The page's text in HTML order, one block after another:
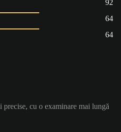
92
64
64
precise, cu o examinare mai lungă